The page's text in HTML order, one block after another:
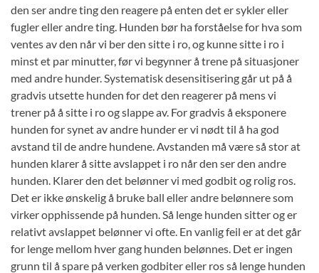
den ser andre ting den reagere på enten det er sykler eller
fugler eller andre ting. Hunden bør ha forståelse for hva som
ventes av den når vi ber den sitte i ro, og kunne sitte i ro i
minst et par minutter, før vi begynner å trene på situasjoner
med andre hunder. Systematisk desensitisering går ut på å
gradvis utsette hunden for det den reagerer på mens vi
trener på å sitte i ro og slappe av. For gradvis å eksponere
hunden for synet av andre hunder er vi nødt til å ha god
avstand til de andre hundene. Avstanden må være så stor at
hunden klarer å sitte avslappet i ro når den ser den andre
hunden. Klarer den det belønner vi med godbit og rolig ros.
Det er ikke ønskelig å bruke ball eller andre belønnere som
virker opphissende på hunden. Så lenge hunden sitter og er
relativt avslappet belønner vi ofte. En vanlig feil er at det går
for lenge mellom hver gang hunden belønnes. Det er ingen
grunn til å spare på verken godbiter eller ros så lenge hunden